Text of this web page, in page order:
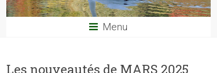
Menu
Les nouveautés de MARS 2025